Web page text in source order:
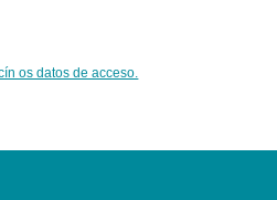
os datos de acceso.